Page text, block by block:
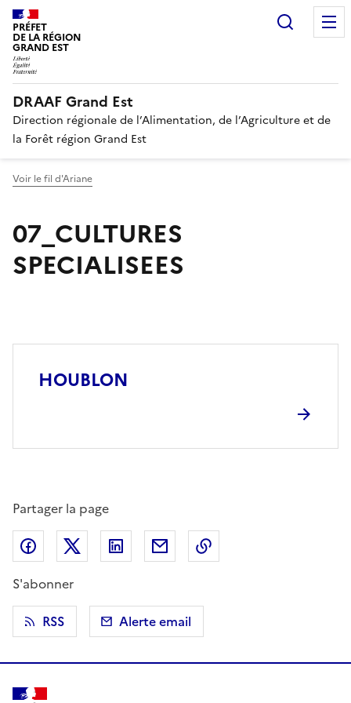
PRÉFET
DE LA RÉGION
GRAND EST
DRAAF Grand Est
Direction régionale de l’Alimentation, de l’Agriculture et de
la Forêt région Grand Est
Voir le fil d'Ariane
07_CULTURES
SPECIALISEES
HOUBLON
Partager la page
Partager sur Facebook
Partager sur X (anciennement Twitter)
Partager sur LinkedIn
Partager par email
S'abonner
RSS
Alerte email